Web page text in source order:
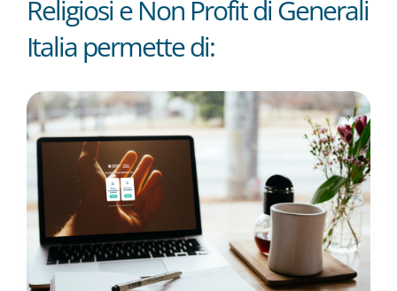
Religiosi e Non Profit di Generali
Italia permette di: